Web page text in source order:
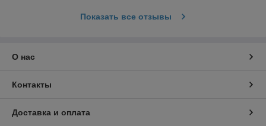
Показать все отзывы
О нас
Контакты
Доставка и оплата